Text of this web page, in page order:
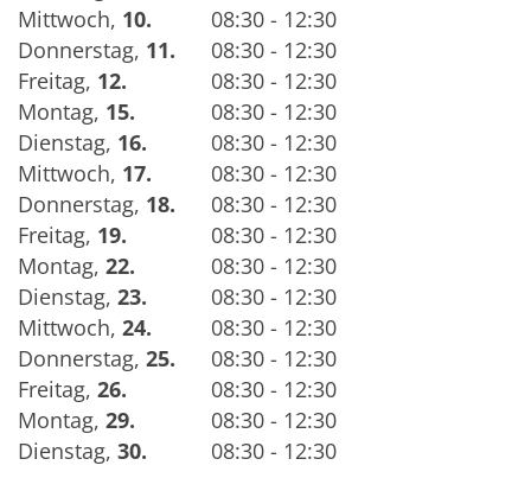
Mittwoch, 10.
08:30 - 12:30
Donnerstag, 11.
08:30 - 12:30
Freitag, 12.
08:30 - 12:30
Montag, 15.
08:30 - 12:30
Dienstag, 16.
08:30 - 12:30
Mittwoch, 17.
08:30 - 12:30
Donnerstag, 18.
08:30 - 12:30
Freitag, 19.
08:30 - 12:30
Montag, 22.
08:30 - 12:30
Dienstag, 23.
08:30 - 12:30
Mittwoch, 24.
08:30 - 12:30
Donnerstag, 25.
08:30 - 12:30
Freitag, 26.
08:30 - 12:30
Montag, 29.
08:30 - 12:30
Dienstag, 30.
08:30 - 12:30